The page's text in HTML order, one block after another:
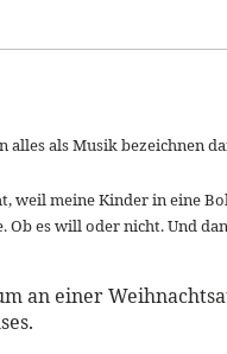
als Musik bezeichnen
weil meine Kinder in eine
es will oder nicht. Und
an einer